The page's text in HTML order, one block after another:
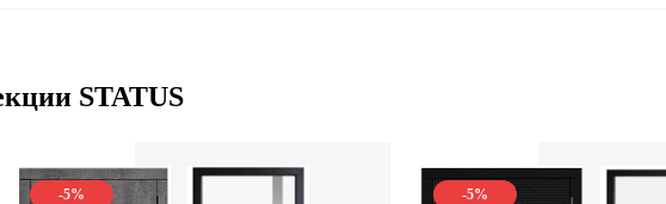
STATUS
-5% -5%